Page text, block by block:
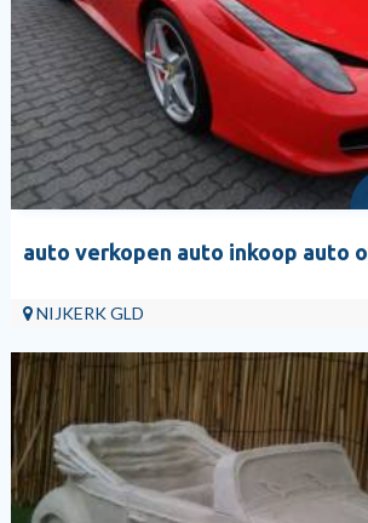
auto verkopen auto inkoop auto
NIJKERK GLD